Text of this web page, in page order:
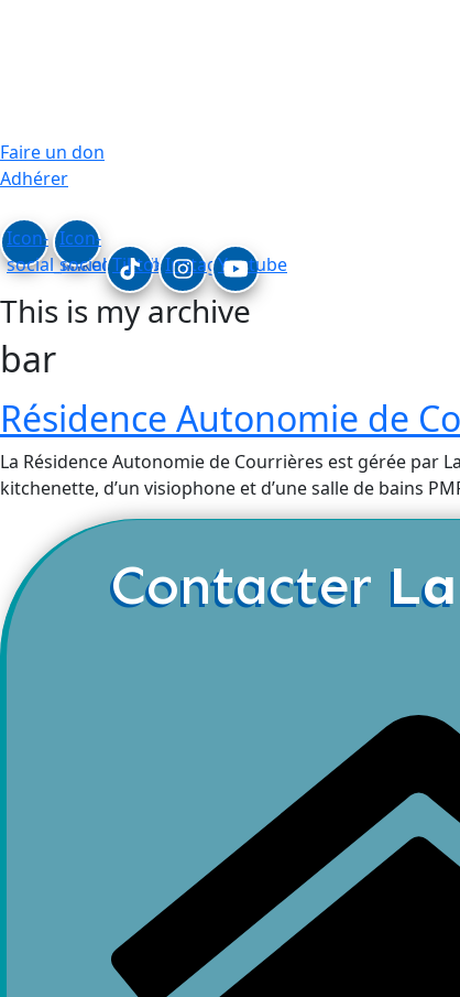
Faire un don
Adhérer
Icon-
social_linkedin
Icon-
social_facebook
TiktokInstagramYoutube
This is my archive
bar
Résidence Autonomie de
La Résidence Autonomie de Courrières est gérée par
kitchenette, d’un visiophone et d’une salle de bains
Contacter